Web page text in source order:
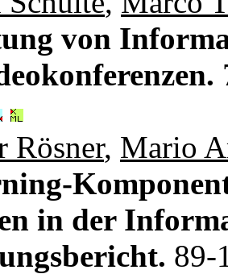
von
Rösner, Mario
in der
89-